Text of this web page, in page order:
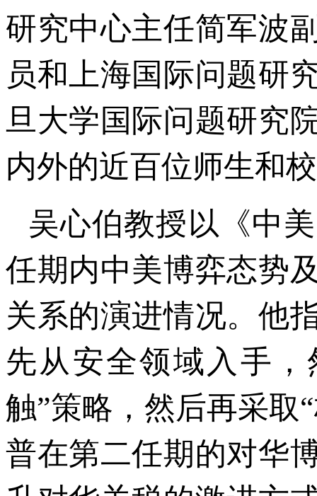
研究中心主任简军波
员和上海国际问题研
旦大学国际问题研究
内外的近百位师生和
吴心伯教授以《中
任期内中美博弈态势
关系的演进情况。他
先从安全领域入手
触”策略，然后再采取
普在第二任期的对华